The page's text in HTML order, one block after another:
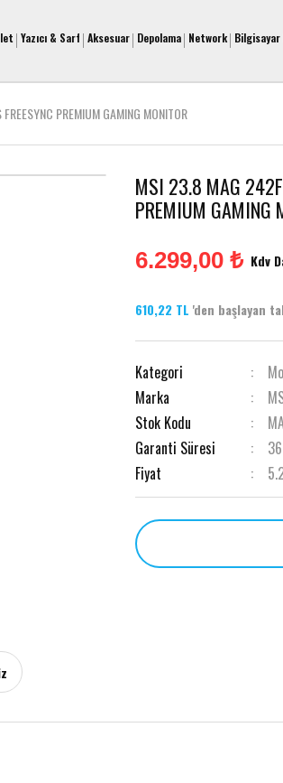
Yazıcı & Sarf Aksesuar Depolama Network
PREMIUM GAMING MONITOR
MSI 23.8 MAG
PREMIUM GAMING
6.299,00 ₺ Kdv
610,22 TL 'den başlayan
Kategori
Marka
Stok Kodu
Garanti Süresi
Fiyat